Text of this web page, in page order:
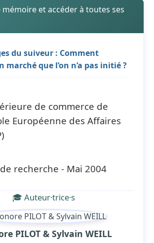
et accéder à toutes ses
du suiveur : Comment
marché que l’on n’a pas initié ?
de commerce de
Européenne des Affaires
recherche - Mai 2004
🎓 Auteur·trice·s
PILOT & Sylvain WEILL